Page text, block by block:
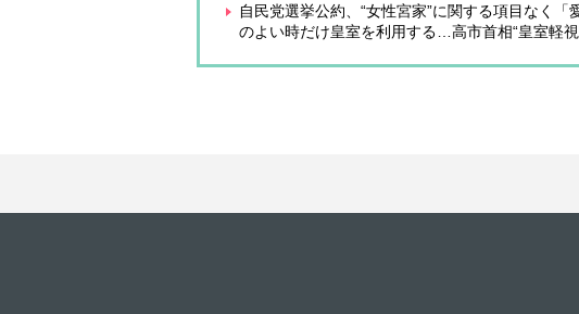
自民党選挙公約、“女性宮家”に関する項目なく
のよい時だけ皇室を利用する…高市首相“皇室軽視